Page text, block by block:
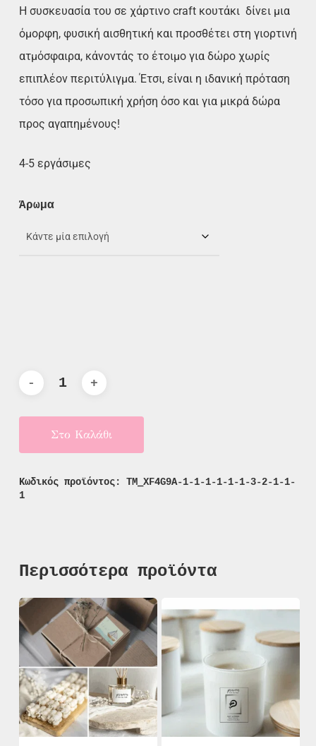
Η συσκευασία του σε χάρτινο craft κουτάκι δίνει μια
όμορφη, φυσική αισθητική και προσθέτει στη γιορτινή
ατμόσφαιρα, κάνοντάς το έτοιμο για δώρο χωρίς
επιπλέον περιτύλιγμα. Έτσι, είναι η ιδανική πρόταση
τόσο για προσωπική χρήση όσο και για μικρά δώρα
προς αγαπημένους!
4-5 εργάσιμες
Άρωμα
Στο Καλάθι
Κωδικός προϊόντος: TM_XF4G9A-1-1-1-1-1-1-3-2-1-1-
1
Περισσότερα προϊόντα